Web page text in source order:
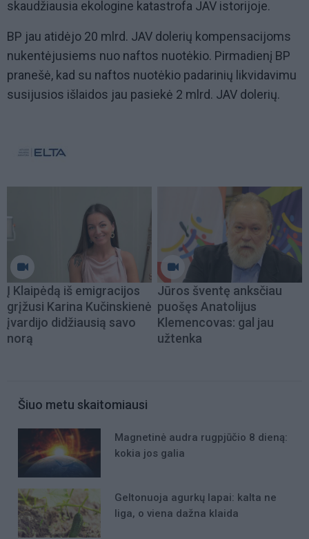
skaudžiausia ekologine katastrofa JAV istorijoje.
BP jau atidėjo 20 mlrd. JAV dolerių kompensacijoms
nukentėjusiems nuo naftos nuotėkio. Pirmadienį BP
pranešė, kad su naftos nuotėkio padarinių likvidavimu
susijusios išlaidos jau pasiekė 2 mlrd. JAV dolerių.
Į Klaipėdą iš emigracijos
grįžusi Karina Kučinskienė
įvardijo didžiausią savo
norą
Jūros šventę anksčiau
puošęs Anatolijus
Klemencovas: gal jau
užtenka
Šiuo metu skaitomiausi
Magnetinė audra rugpjūčio 8 dieną:
kokia jos galia
Geltonuoja agurkų lapai: kalta ne
liga, o viena dažna klaida